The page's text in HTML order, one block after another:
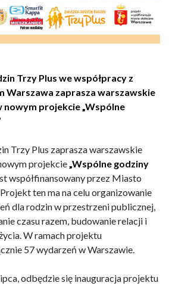
Trzy Plus we współpracy z
Warszawa zaprasza warszawskie
nowym projekcie „Wspólne
Trzy Plus zaprasza warszawskie
projekcie„Wspólne godziny
współfinansowany przez Miasto
ten ma na celu organizowanie
dla rodzin w przestrzeni publicznej,
czasu razem, budowanie relacji i
W ramach projektu
57 wydarzeń w Warszawie.
odbędzie się inauguracja projektu